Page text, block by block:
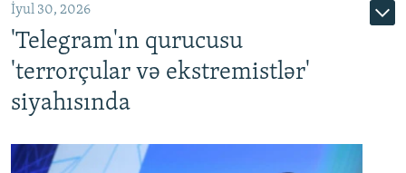
İyul 30, 2026
'Telegram'ın qurucusu
'terrorçular və ekstremistlər'
siyahısında